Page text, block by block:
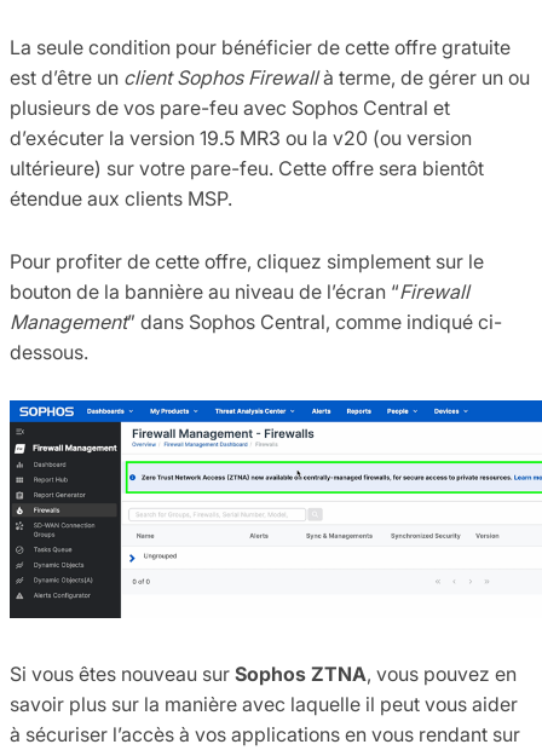
La seule condition pour bénéficier de cette offre gratuite
est d’être un client Sophos Firewallà terme, de gérer un ou
plusieurs de vos pare-feu avec Sophos Central et
d’exécuter la version 19.5 MR3 ou la v20 (ou version
ultérieure) sur votre pare-feu. Cette offre sera bientôt
étendue aux clients MSP.
Pour profiter de cette offre, cliquez simplement sur le
bouton de la bannière au niveau de l’écran “Firewall
Management” dans Sophos Central, comme indiqué ci-
dessous.
Si vous êtes nouveau sur Sophos ZTNA, vous pouvez en
savoir plus sur la manière avec laquelle il peut vous aider
à sécuriser l’accès à vos applications en vous rendant sur